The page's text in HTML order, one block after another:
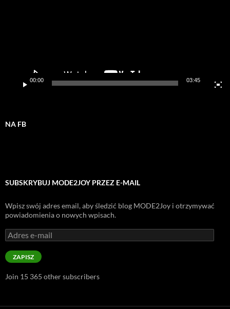
00:00 03:45
NA FB
SUBSKRYBUJ MODE2JOY PRZEZ E-MAIL
Wpisz swój adres email, aby śledzić blog MODE2Joy i otrzymywać
powiadomienia o nowych wpisach.
Adres
e-
mail
ZAPISZ
Join 15 365 other subscribers